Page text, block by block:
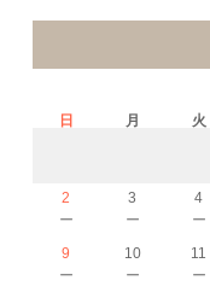
日 月 火
2
－
3
－
4
－
9
－
10
－
11
－